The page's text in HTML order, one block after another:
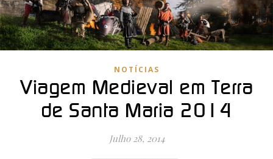
NOTÍCIAS
Viagem Medieval em Terra
de Santa Maria 2014
Julho 28, 2014